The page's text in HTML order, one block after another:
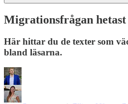
Migrationsfrågan
Här hittar du de texter som
bland läsarna.